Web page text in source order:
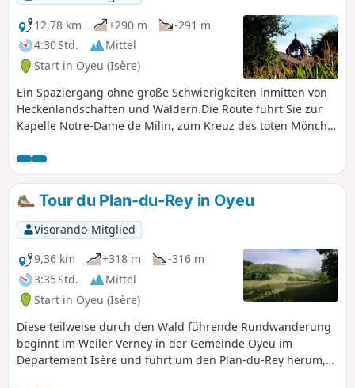
12,78 km
+290 m
-291 m
4:30 Std.
Mittel
Start in Oyeu (Isère)
Ein Spaziergang ohne große Schwierigkeiten inmitten von
Heckenlandschaften und Wäldern.Die Route führt Sie zur
Kapelle Notre-Dame de Milin, zum Kreuz des toten Mönchs
Tour du Plan-du-Rey in Oyeu
Visorando-Mitglied
9,36 km
+318 m
-316 m
3:35 Std.
Mittel
Start in Oyeu (Isère)
Diese teilweise durch den Wald führende Rundwanderung
beginnt im Weiler Verney in der Gemeinde Oyeu im
Departement Isère und führt um den Plan-du-Rey herum,